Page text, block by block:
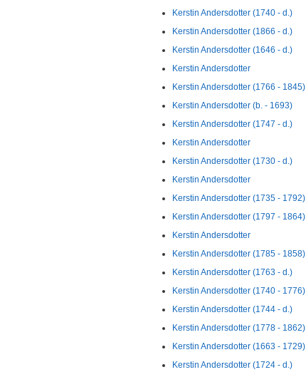
Kerstin Andersdotter (1740 - d.)
Kerstin Andersdotter (1866 - d.)
Kerstin Andersdotter (1646 - d.)
Kerstin Andersdotter
Kerstin Andersdotter (1766 - 1845)
Kerstin Andersdotter (b. - 1693)
Kerstin Andersdotter (1747 - d.)
Kerstin Andersdotter
Kerstin Andersdotter (1730 - d.)
Kerstin Andersdotter
Kerstin Andersdotter (1735 - 1792)
Kerstin Andersdotter (1797 - 1864)
Kerstin Andersdotter
Kerstin Andersdotter (1785 - 1858)
Kerstin Andersdotter (1763 - d.)
Kerstin Andersdotter (1740 - 1776)
Kerstin Andersdotter (1744 - d.)
Kerstin Andersdotter (1778 - 1862)
Kerstin Andersdotter (1663 - 1729)
Kerstin Andersdotter (1724 - d.)